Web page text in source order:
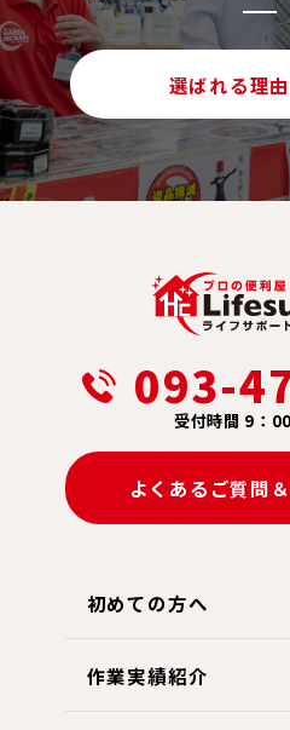
選ばれる理
093-
受付時間 9：
よくあるご質問
初めての方へ
作業実績紹介